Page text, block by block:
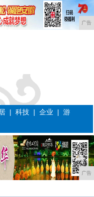
广告
|科技 |企业 |游
广告